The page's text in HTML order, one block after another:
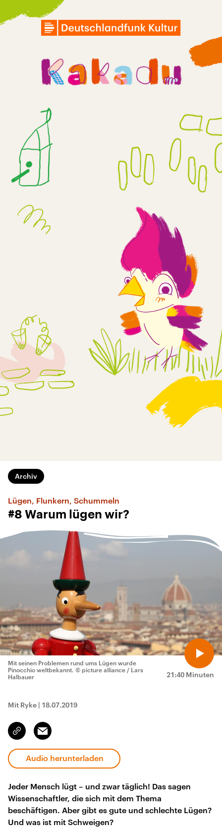
Archiv
Lügen, Flunkern, Schummeln
#8 Warum lügen wir?
21:40 Minuten
Mit seinen Problemen rund ums Lügen wurde
Pinocchio weltbekannt. © picture alliance / Lars
Halbauer
Mit Ryke | 18.07.2019
Link
kopieren/teilen
Email
Audio herunterladen
Jeder Mensch lügt – und zwar täglich! Das sagen
Wissenschaftler, die sich mit dem Thema
beschäftigen. Aber gibt es gute und schlechte Lügen?
Und was ist mit Schweigen?